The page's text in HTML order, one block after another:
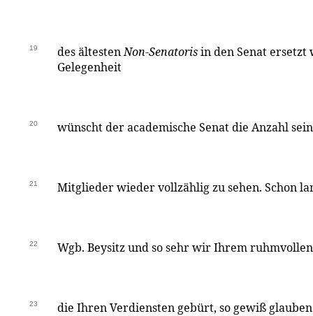
19 des ältestenNon-Senatorisin den Senat ersetzt
Gelegenheit
20 wünscht der academische Senat die Anzahl
21 Mitglieder wieder vollzählig zu sehen. Schon
22 Wgb. Beysitz und so sehr wir Ihrem
23 die Ihren Verdiensten gebürt, so gewiß